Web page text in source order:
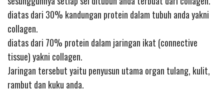
diatas dari 30% kandungan protein dalam tubuh anda yakni
collagen.
diatas dari 70% protein dalam jaringan ikat (connective
tissue) yakni collagen.
Jaringan tersebut yaitu penyusun utama organ tulang, kulit,
rambut dan kuku anda.